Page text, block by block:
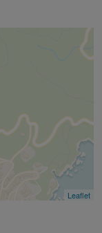
Leaflet